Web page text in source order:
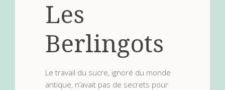
Les
Berlingots
Le travail du sucre, ignoré du monde
antique, n’avait pas de secrets pour